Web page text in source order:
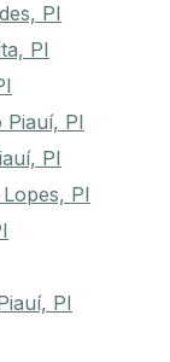
PI
PI
Piauí, PI
PI
PI
PI